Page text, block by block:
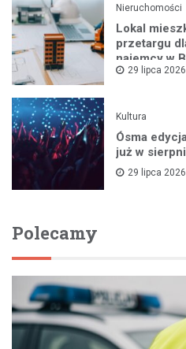
Nieruchomości
Lokal
przetargu
najemcy w
29 lipca 2026
Kultura
Ósma
już w
29 lipca 2026
Polecamy